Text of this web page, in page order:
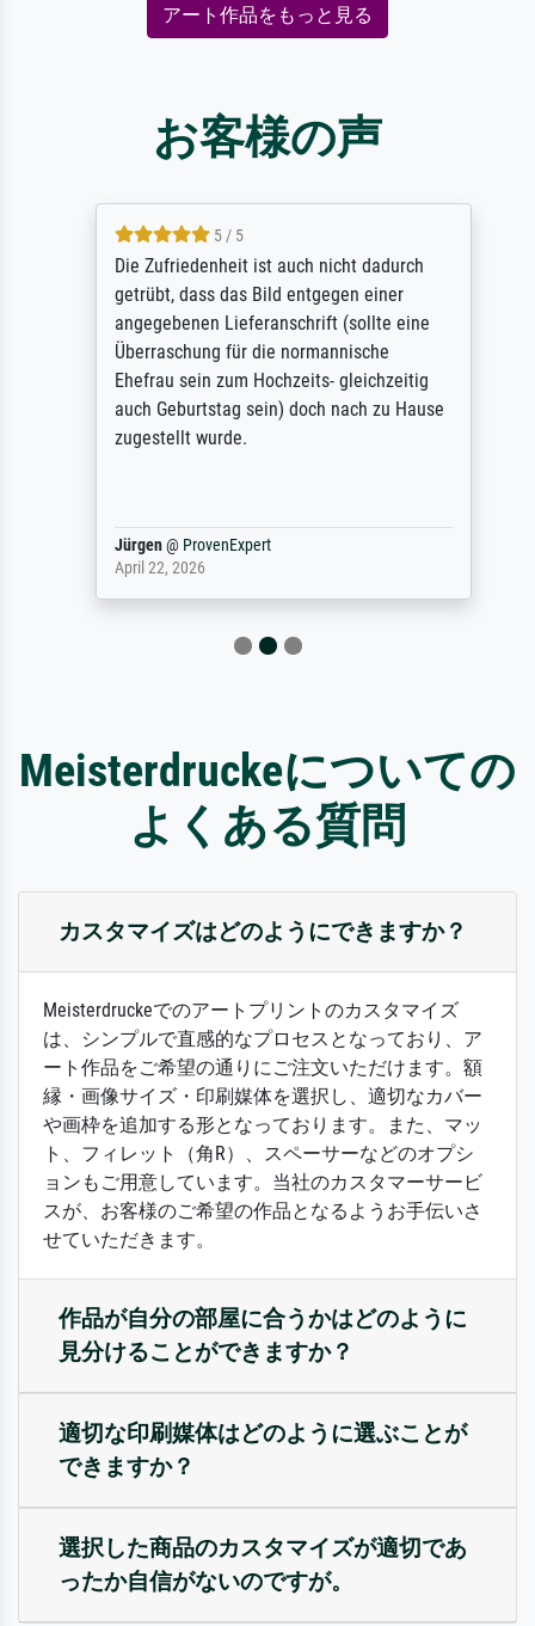
アート作品をもっと見る
お客様の声
5 / 5
Die Zufriedenheit ist auch nicht dadurch
getrübt, dass das Bild entgegen einer
angegebenen Lieferanschrift (sollte eine
Überraschung für die normannische
Ehefrau sein zum Hochzeits- gleichzeitig
auch Geburtstag sein) doch nach zu Hause
zugestellt wurde.
Jürgen@ProvenExpert
April 22, 2026
Meisterdruckeについての
よくある質問
カスタマイズはどのようにできますか？
Meisterdruckeでのアートプリントのカスタマイズ
は、シンプルで直感的なプロセスとなっており、ア
ート作品をご希望の通りにご注文いただけます。額
縁・画像サイズ・印刷媒体を選択し、適切なカバー
や画枠を追加する形となっております。また、マッ
ト、フィレット（角R）、スペーサーなどのオプシ
ョンもご用意しています。当社のカスタマーサービ
スが、お客様のご希望の作品となるようお手伝いさ
せていただきます。
作品が自分の部屋に合うかはどのように
見分けることができますか？
適切な印刷媒体はどのように選ぶことが
できますか？
選択した商品のカスタマイズが適切であ
ったか自信がないのですが。